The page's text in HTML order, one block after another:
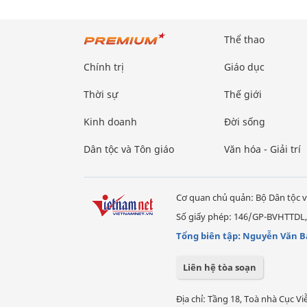
Chính trị
Thời sự
Kinh doanh
Dân tộc và Tôn giáo
Thể thao
Giáo dục
Thế giới
Đời sống
Văn hóa - Giải trí
Cơ quan chủ quản: Bộ Dân tộc
Số giấy phép: 146/GP-
Tổng biên tập: Nguyễn Văn
Liên hệ tòa soạn
Địa chỉ: Tầng 18, Toà nhà Cục